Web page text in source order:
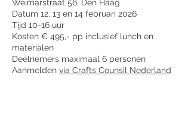
Weimarstraat 56, Den Haag
Datum 12, 13 en 14 februari 2026
Tijd 10-16 uur
Kosten € 495,- pp inclusief lunch en
materialen
Deelnemers maximaal 6 personen
Aanmelden via Crafts Counsil Nederland